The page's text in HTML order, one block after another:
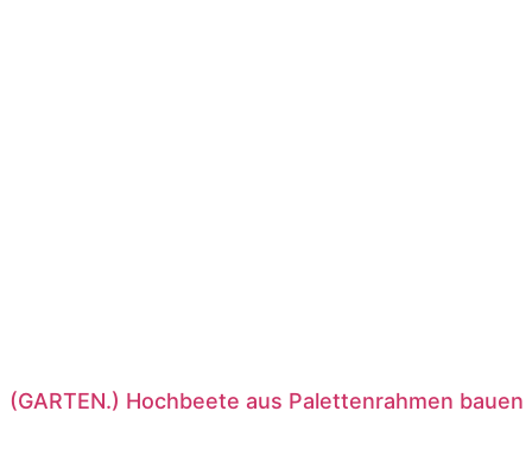
(GARTEN.) Hochbeete aus Palettenrahmen bauen